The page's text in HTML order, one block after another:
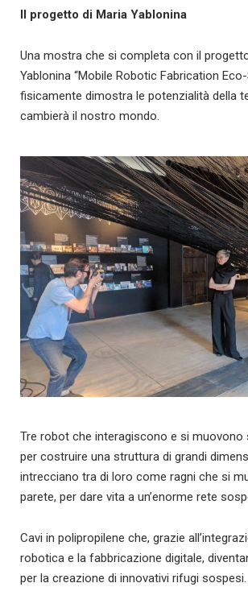
Il progetto di Maria Yablonina
Una mostra che si completa con il
Yablonina “Mobile Robotic Fabrication
fisicamente dimostra le potenzialità della
cambierà il nostro mondo.
Tre robot che interagiscono e si muovono
per costruire una struttura di grandi
intrecciano tra di loro come ragni che si
parete, per dare vita a un’enorme rete
Cavi in polipropilene che, grazie
robotica e la fabbricazione digitale,
per la creazione di innovativi rifugi sospesi.